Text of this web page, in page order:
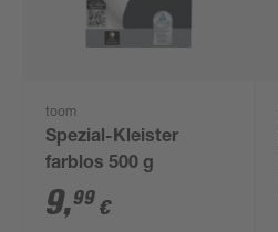
toom
Spezial-Kleister
farblos 500 g
9,99 €